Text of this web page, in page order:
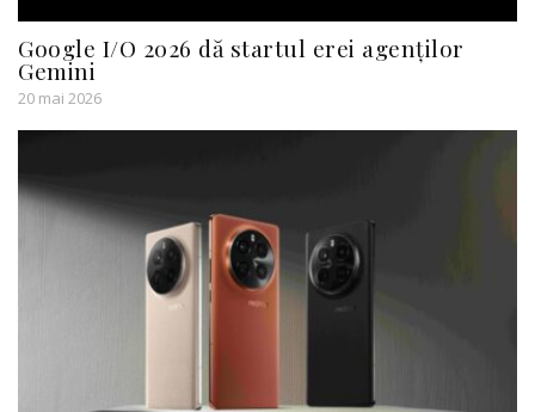
Google I/O 2026 dă startul erei agenților
Gemini
20 mai 2026